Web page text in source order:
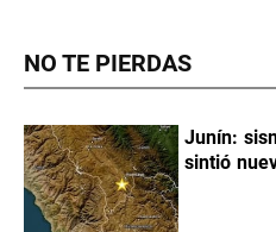
NO TE PIERDAS
Junín:
sintió